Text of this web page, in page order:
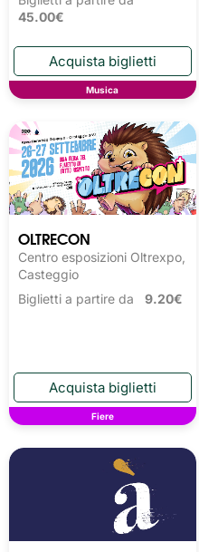
45.00€
Musica
OLTRECON
Centro esposizioni Oltrexpo,
Casteggio
Biglietti a partire da 9.20€
Fiere